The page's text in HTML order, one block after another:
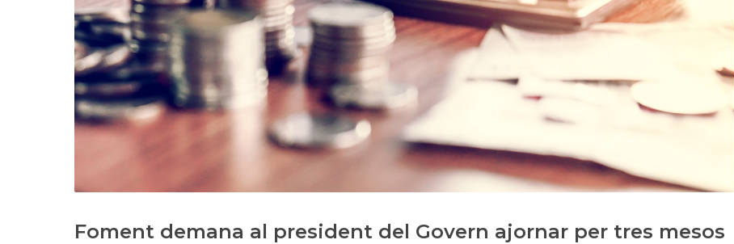
Història
Foment demana al president del Govern ajornar per tres mesos